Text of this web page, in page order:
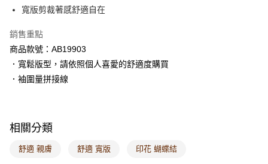
7-11取貨付款
每筆NT$60，滿NT$1,000(含以上)免運費
付款後7-11取貨
每筆NT$60，滿NT$1,000(含以上)免運費
付款後門市自取
每筆NT$60，滿NT$1,000(含以上)免運費
寬版剪裁著感舒適自在
銷售重點
商品款號：AB19903
．寬鬆版型，請依照個人喜愛的舒適度購買
．袖圍量拼接線
相關分類
舒適 親膚 舒適 寬版 印花 蝴蝶結